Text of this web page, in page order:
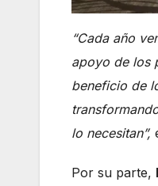
“Cada año
apoyo de los
beneficio de
lo necesitan”,
Por su parte,